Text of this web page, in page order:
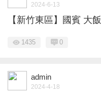
2024-6-13
【新竹東區】國賓 大
1435 0
admin
2024-4-18